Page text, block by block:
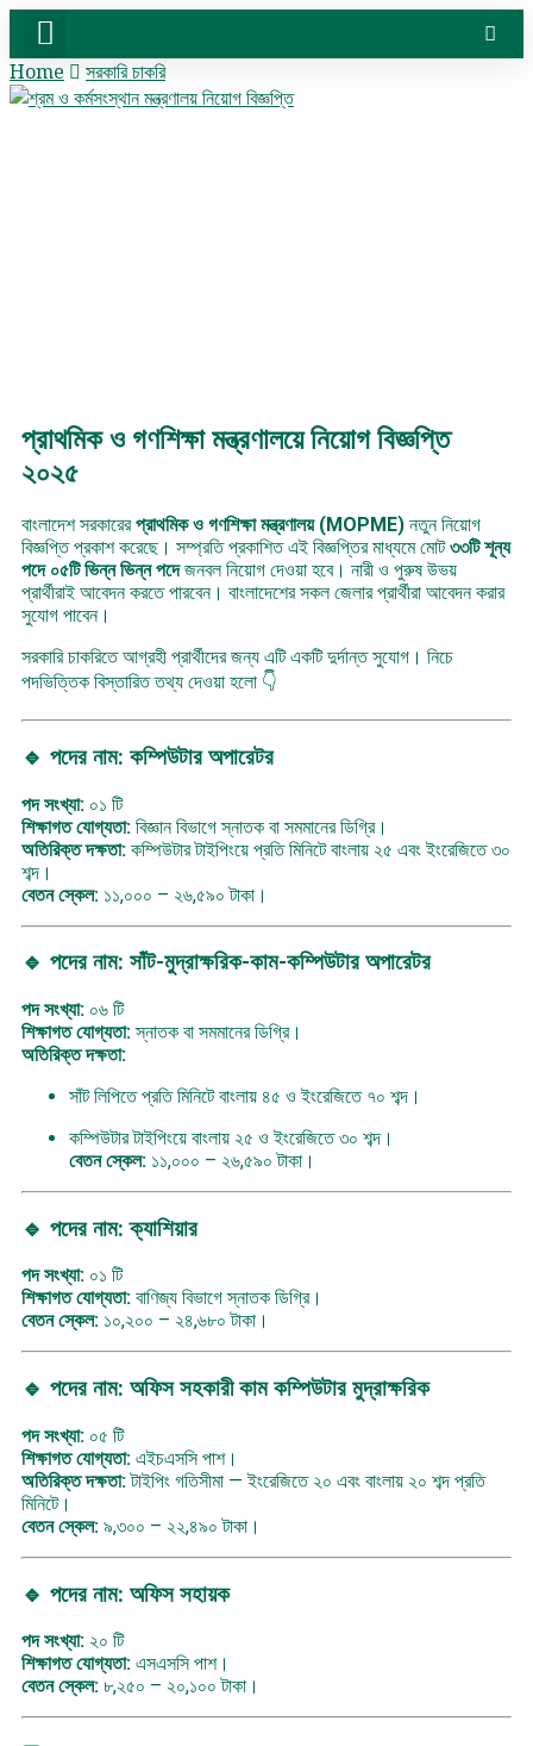
Home সরকারি চাকরি
প্রাথমিক ও গণশিক্ষা মন্ত্রণালয়ে নিয়োগ বিজ্ঞপ্তি
২০২৫
বাংলাদেশ সরকারেরপ্রাথমিক ও গণশিক্ষা মন্ত্রণালয় (MOPME) নতুন নিয়োগ
বিজ্ঞপ্তি প্রকাশ করেছে। সম্প্রতি প্রকাশিত এই বিজ্ঞপ্তির মাধ্যমে মোট৩৩টি শূন্য
পদে ০৫টি ভিন্ন ভিন্ন পদেজনবল নিয়োগ দেওয়া হবে। নারী ও পুরুষ উভয়
প্রার্থীরাই আবেদন করতে পারবেন। বাংলাদেশের সকল জেলার প্রার্থীরা আবেদন করার
সুযোগ পাবেন।
সরকারি চাকরিতে আগ্রহী প্রার্থীদের জন্য এটি একটি দুর্দান্ত সুযোগ। নিচে
পদভিত্তিক বিস্তারিত তথ্য দেওয়া হলো 👇
🔹 পদের নাম: কম্পিউটার অপারেটর
পদ সংখ্যা: ০১ টি
শিক্ষাগত যোগ্যতা: বিজ্ঞান বিভাগে স্নাতক বা সমমানের ডিগ্রি।
অতিরিক্ত দক্ষতা: কম্পিউটার টাইপিংয়ে প্রতি মিনিটে বাংলায় ২৫ এবং ইংরেজিতে ৩০
শব্দ।
বেতন স্কেল: ১১,০০০ – ২৬,৫৯০ টাকা।
🔹 পদের নাম: সাঁট-মুদ্রাক্ষরিক-কাম-কম্পিউটার অপারেটর
পদ সংখ্যা: ০৬ টি
শিক্ষাগত যোগ্যতা:স্নাতক বা সমমানের ডিগ্রি।
অতিরিক্ত দক্ষতা:
সাঁট লিপিতে প্রতি মিনিটে বাংলায় ৪৫ ও ইংরেজিতে ৭০ শব্দ।
কম্পিউটার টাইপিংয়ে বাংলায় ২৫ ও ইংরেজিতে ৩০ শব্দ।
বেতন স্কেল: ১১,০০০ – ২৬,৫৯০ টাকা।
🔹 পদের নাম: ক্যাশিয়ার
পদ সংখ্যা: ০১ টি
শিক্ষাগত যোগ্যতা: বাণিজ্য বিভাগে স্নাতক ডিগ্রি।
বেতন স্কেল: ১০,২০০ – ২৪,৬৮০ টাকা।
🔹 পদের নাম: অফিস সহকারী কাম কম্পিউটার মুদ্রাক্ষরিক
পদ সংখ্যা: ০৫ টি
শিক্ষাগত যোগ্যতা: এইচএসসি পাশ।
অতিরিক্ত দক্ষতা:টাইপিং গতিসীমা — ইংরেজিতে ২০ এবং বাংলায় ২০ শব্দ প্রতি
মিনিটে।
বেতন স্কেল: ৯,৩০০ – ২২,৪৯০ টাকা।
🔹 পদের নাম: অফিস সহায়ক
পদ সংখ্যা: ২০ টি
শিক্ষাগত যোগ্যতা: এসএসসি পাশ।
বেতন স্কেল: ৮,২৫০ – ২০,১০০ টাকা।